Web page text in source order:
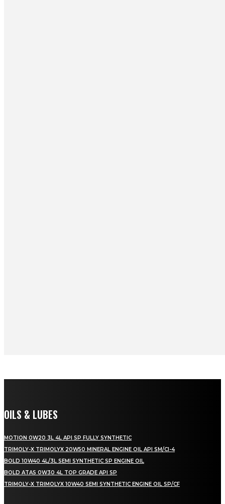
OILS & LUBES
MOTION 0W20 3L 4L API SP FULLY SYNTHETIC
TRIMOLY-X TRIMOLYX 20W50 MINERAL ENGINE OIL API SM/CI-4
BOLD 10W40 4L/3L SEMI SYNTHETIC SP ENGINE OIL
BOLD ATAS 0W30 4L TOP GRADE API SP
TRIMOLY-X TRIMOLYX 10W40 SEMI SYNTHETIC ENGINE OIL SP/CF